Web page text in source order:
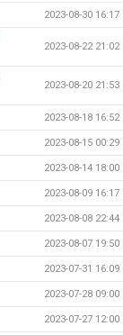
2023-08-30 16:17
2023-08-22 21:02
2023-08-20 21:53
2023-08-18 16:52
2023-08-15 00:29
2023-08-14 18:00
2023-08-09 16:17
2023-08-08 22:44
2023-08-07 19:50
2023-07-31 16:09
2023-07-28 09:00
2023-07-27 12:00